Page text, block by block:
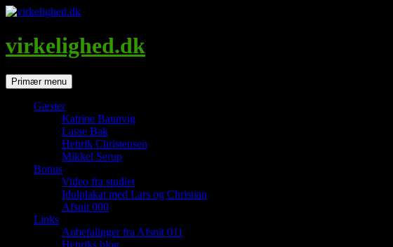
Hop
indhold
virkelighed.dk
SøgPrimær menu
Gæster
Katrine Baunvig
Lasse Bak
Henrik Christensen
Mikkel Serup
Bonus
Video fra studiet
Idolplakat med Lars og Christian
Afsnit 000
Links
Anbefalinger fra Afsnit 011
Henriks blog